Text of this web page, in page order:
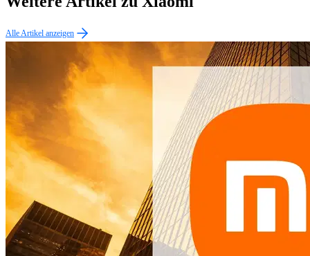
Alle Artikel anzeigen